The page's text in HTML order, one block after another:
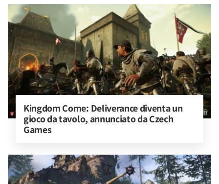
Kingdom Come: Deliverance diventa un
gioco da tavolo, annunciato da Czech
Games